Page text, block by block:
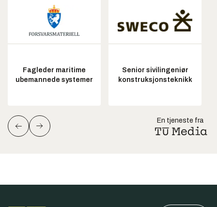
Fagleder maritime
ubemannede systemer
Senior sivilingeniør
konstruksjonsteknikk
En tjeneste fra